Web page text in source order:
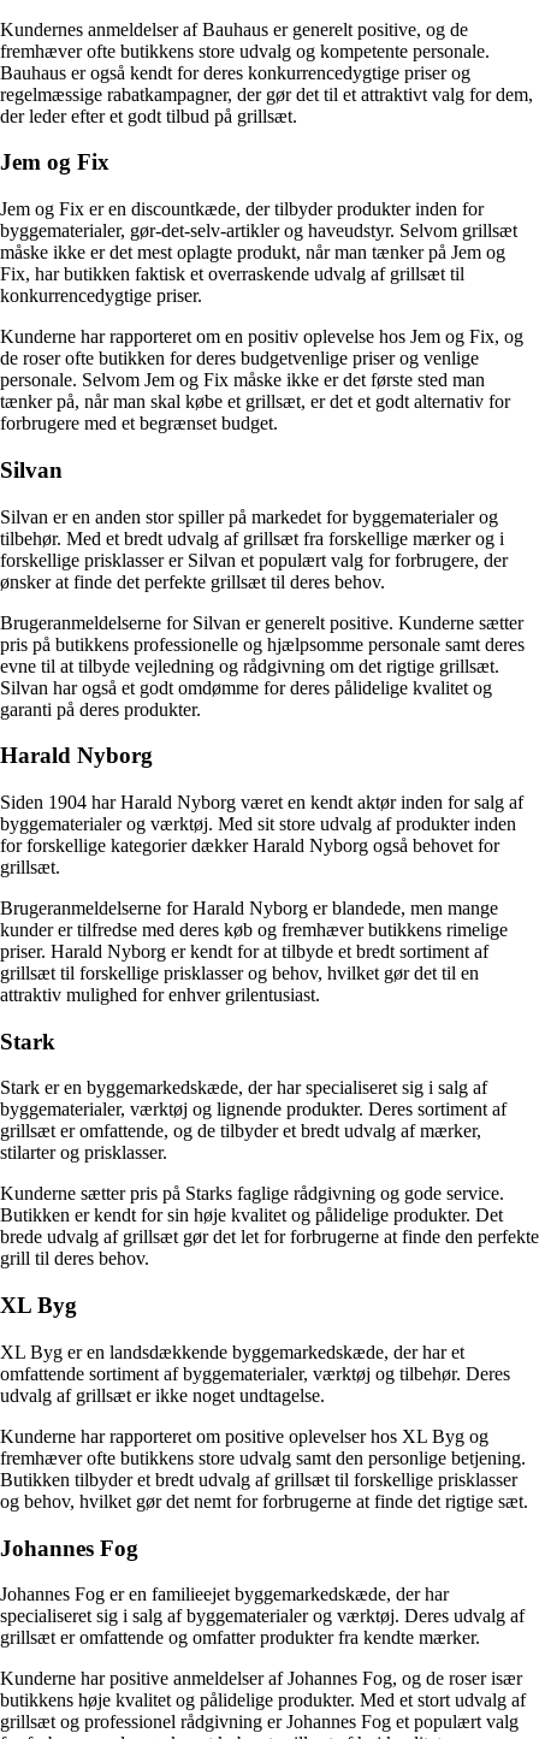
Kundernes anmeldelser af Bauhaus er generelt positive, og de
fremhæver ofte butikkens store udvalg og kompetente personale.
Bauhaus er også kendt for deres konkurrencedygtige priser og
regelmæssige rabatkampagner, der gør det til et attraktivt valg for dem,
der leder efter et godt tilbud på grillsæt.
Jem og Fix
Jem og Fix er en discountkæde, der tilbyder produkter inden for
byggematerialer, gør-det-selv-artikler og haveudstyr. Selvom grillsæt
måske ikke er det mest oplagte produkt, når man tænker på Jem og
Fix, har butikken faktisk et overraskende udvalg af grillsæt til
konkurrencedygtige priser.
Kunderne har rapporteret om en positiv oplevelse hos Jem og Fix, og
de roser ofte butikken for deres budgetvenlige priser og venlige
personale. Selvom Jem og Fix måske ikke er det første sted man
tænker på, når man skal købe et grillsæt, er det et godt alternativ for
forbrugere med et begrænset budget.
Silvan
Silvan er en anden stor spiller på markedet for byggematerialer og
tilbehør. Med et bredt udvalg af grillsæt fra forskellige mærker og i
forskellige prisklasser er Silvan et populært valg for forbrugere, der
ønsker at finde det perfekte grillsæt til deres behov.
Brugeranmeldelserne for Silvan er generelt positive. Kunderne sætter
pris på butikkens professionelle og hjælpsomme personale samt deres
evne til at tilbyde vejledning og rådgivning om det rigtige grillsæt.
Silvan har også et godt omdømme for deres pålidelige kvalitet og
garanti på deres produkter.
Harald Nyborg
Siden 1904 har Harald Nyborg været en kendt aktør inden for salg af
byggematerialer og værktøj. Med sit store udvalg af produkter inden
for forskellige kategorier dækker Harald Nyborg også behovet for
grillsæt.
Brugeranmeldelserne for Harald Nyborg er blandede, men mange
kunder er tilfredse med deres køb og fremhæver butikkens rimelige
priser. Harald Nyborg er kendt for at tilbyde et bredt sortiment af
grillsæt til forskellige prisklasser og behov, hvilket gør det til en
attraktiv mulighed for enhver grilentusiast.
Stark
Stark er en byggemarkedskæde, der har specialiseret sig i salg af
byggematerialer, værktøj og lignende produkter. Deres sortiment af
grillsæt er omfattende, og de tilbyder et bredt udvalg af mærker,
stilarter og prisklasser.
Kunderne sætter pris på Starks faglige rådgivning og gode service.
Butikken er kendt for sin høje kvalitet og pålidelige produkter. Det
brede udvalg af grillsæt gør det let for forbrugerne at finde den perfekte
grill til deres behov.
XL Byg
XL Byg er en landsdækkende byggemarkedskæde, der har et
omfattende sortiment af byggematerialer, værktøj og tilbehør. Deres
udvalg af grillsæt er ikke noget undtagelse.
Kunderne har rapporteret om positive oplevelser hos XL Byg og
fremhæver ofte butikkens store udvalg samt den personlige betjening.
Butikken tilbyder et bredt udvalg af grillsæt til forskellige prisklasser
og behov, hvilket gør det nemt for forbrugerne at finde det rigtige sæt.
Johannes Fog
Johannes Fog er en familieejet byggemarkedskæde, der har
specialiseret sig i salg af byggematerialer og værktøj. Deres udvalg af
grillsæt er omfattende og omfatter produkter fra kendte mærker.
Kunderne har positive anmeldelser af Johannes Fog, og de roser især
butikkens høje kvalitet og pålidelige produkter. Med et stort udvalg af
grillsæt og professionel rådgivning er Johannes Fog et populært valg